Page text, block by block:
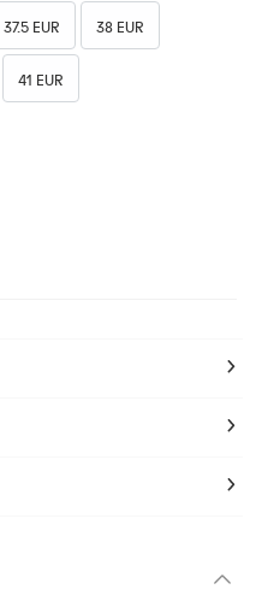
37.5 EUR 38 EUR
41 EUR